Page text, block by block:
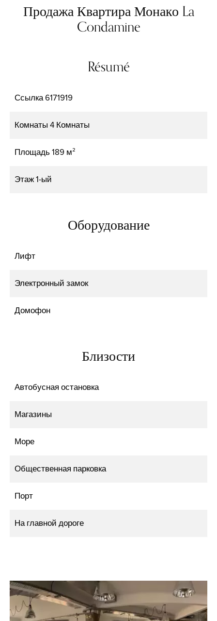
Продажа Квартира Монако La
Condamine
Résumé
Ссылка6171919
Комнаты 4 Комнаты
Площадь189 м²
Этаж1-ый
Оборудование
Лифт
Электронный замок
Домофон
Близости
Автобусная остановка
Магазины
Море
Общественная парковка
Порт
На главной дороге